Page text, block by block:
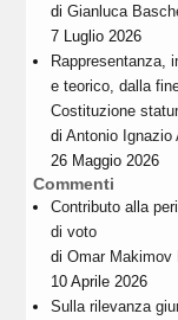
diGianluca
7 Luglio 2026
Rappresentanza,
e teorico, dalla
Costituzione
diAntonio Ignazio
26 Maggio 2026
Commenti
Contributo alla
di voto
diOmar Makimov
10 Aprile 2026
Sulla rilevanza